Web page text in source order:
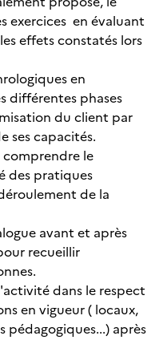
exercices en évaluant
effets constatés lors
en
différentes phases
du client par
ses capacités.
comprendre le
des pratiques
de la
avant et après
recueillir
dans le respect
en vigueur ( locaux,
pédagogiques...) après